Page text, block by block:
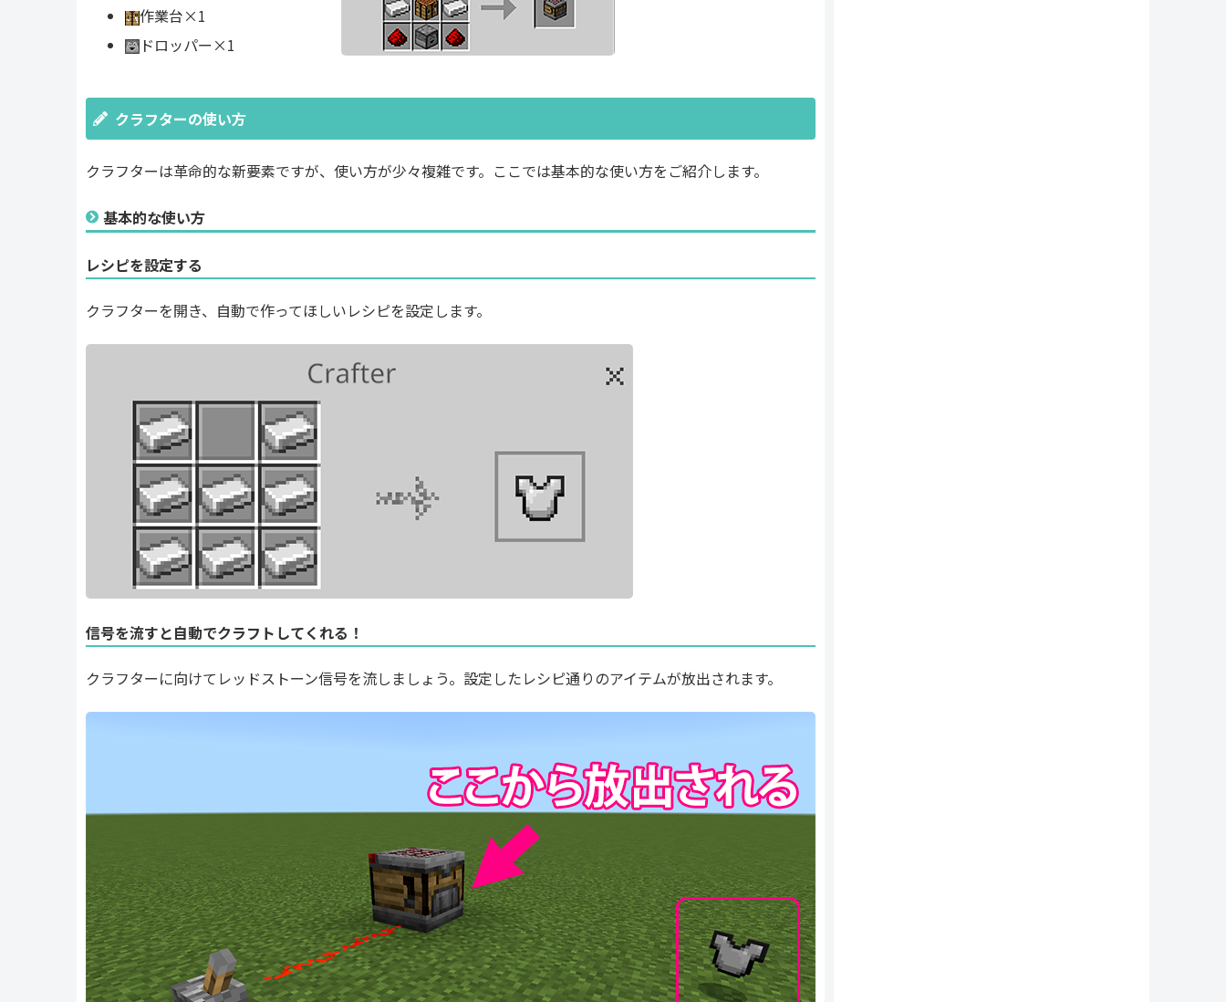
作業台×1
ドロッパー×1
クラフターの使い方
クラフターは革命的な新要素ですが、使い方が少々複雑です。ここでは基本的な使い方をご紹介します。
基本的な使い方
レシピを設定する
クラフターを開き、自動で作ってほしいレシピを設定します。
信号を流すと自動でクラフトしてくれる！
クラフターに向けてレッドストーン信号を流しましょう。設定したレシピ通りのアイテムが放出されます。